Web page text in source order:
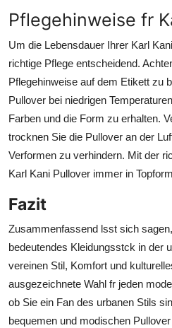
Pflegehinweise fr
Um die Lebensdauer Ihrer Karl
richtige Pflege entscheidend.
Pflegehinweise auf dem Etikett zu
Pullover bei niedrigen
Farben und die Form zu erhalten.
trocknen Sie die Pullover an der
Verformen zu verhindern. Mit der
Karl Kani Pullover immer in
Fazit
Zusammenfassend lsst sich
bedeutendes Kleidungsstck in der
vereinen Stil, Komfort und
ausgezeichnete Wahl fr jeden
ob Sie ein Fan des urbanen Stils
bequemen und modischen